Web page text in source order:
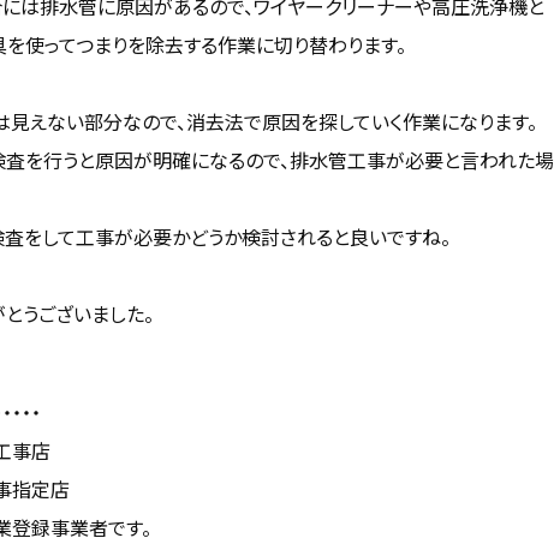
は排水管に原因があるので、ワイヤークリーナーや高圧洗浄機と
使ってつまりを除去する作業に切り替わります。
えない部分なので、消去法で原因を探していく作業になります。
を行うと原因が明確になるので、排水管工事が必要と言われた場
をして工事が必要かどうか検討されると良いですね。
うございました。
・・・
事店
指定店
録事業者です。